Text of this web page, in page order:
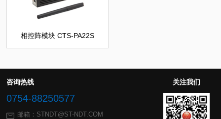
相控阵模块 CTS-PA22S
咨询热线
0754-88250577
邮箱：STNDT@ST-NDT.COM
关注我们